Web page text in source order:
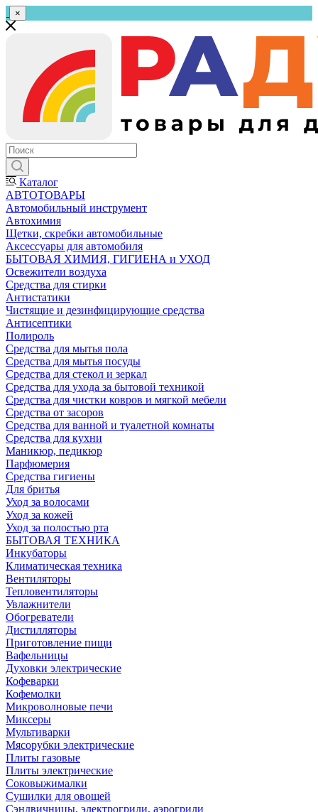
×
Каталог
АВТОТОВАРЫ
Автомобильный инструмент
Автохимия
Щетки, скребки автомобильные
Аксессуары для автомобиля
БЫТОВАЯ ХИМИЯ, ГИГИЕНА и УХОД
Освежители воздуха
Средства для стирки
Антистатики
Чистящие и дезинфицирующие средства
Антисептики
Полироль
Средства для мытья пола
Средства для мытья посуды
Средства для стекол и зеркал
Средства для ухода за бытовой техникой
Средства для чистки ковров и мягкой мебели
Средства от засоров
Средства для ванной и туалетной комнаты
Средства для кухни
Маникюр, педикюр
Парфюмерия
Средства гигиены
Для бритья
Уход за волосами
Уход за кожей
Уход за полостью рта
БЫТОВАЯ ТЕХНИКА
Инкубаторы
Климатическая техника
Вентиляторы
Тепловентиляторы
Увлажнители
Обогреватели
Дистилляторы
Приготовление пищи
Вафельницы
Духовки электрические
Кофеварки
Кофемолки
Микроволновые печи
Миксеры
Мультиварки
Мясорубки электрические
Плиты газовые
Плиты электрические
Соковыжималки
Сушилки для овощей
Сэндвичницы, электрогрили, аэрогрили